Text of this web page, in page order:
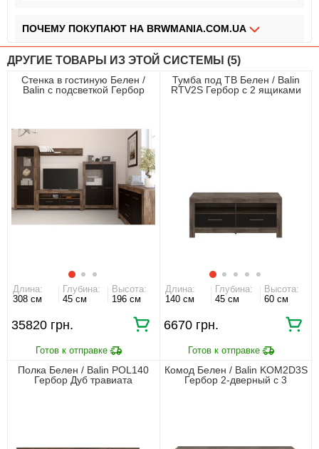
ПОЧЕМУ ПОКУПАЮТ НА BRWMANIA.COM.UA
ДОСТАВКА ЗА 2 ДНЯ
ПЛАТИ АВАНС, А ОСТАЛЬНОЕ ПРИ ПОЛУЧЕНИИ
99,9% ДОВОЛЬНЫХ КЛИЕНТОВ
ДРУГИЕ ТОВАРЫ ИЗ ЭТОЙ СИСТЕМЫ (5)
Стенка в гостиную Белен /
Balin с подсветкой Гербор
Длина:
308 см
Глубина:
45 см
Высота:
196 см
35820 грн.
Тумба под ТВ Белен / Balin
RTV2S Гербор с 2 ящиками
Длина:
140 см
Глубина:
45 см
Высота:
60 см
6670 грн.
Полка Белен / Balin POL140
Гербор Дуб травиата
Комод Белен / Balin KOM2D3S
Гербор 2-дверный с 3